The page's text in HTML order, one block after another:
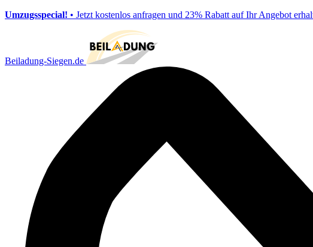
Umzugsspecial! • Jetzt kostenlos anfragen und 23% Rabatt auf Ihr Angebot
Beiladung-Siegen.de